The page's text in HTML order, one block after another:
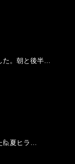
た。朝と後半…
🙋夏ヒラ…